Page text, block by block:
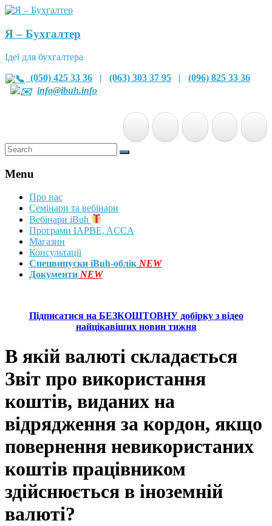
Я – Бухгалтер
Ідеї для бухгалтера
(050) 425 33 36 |(063) 303 37 95 |(096) 825 33 36
info@ibuh.info
Menu
Про нас
Семінари та вебінари
Вебінари iBuh
Програми IAPBE, ACCA
Магазин
Консультації
Спецвипуски iBuh-облік NEW
Документи NEW
Підписатися на БЕЗКОШТОВНУ добірку з відео
найцікавіших новин тижня
В якій валюті складається
Звіт про використання
коштів, виданих на
відрядження за кордон, якщо
повернення невикористаних
коштів працівником
здійснюється в іноземній
валюті?